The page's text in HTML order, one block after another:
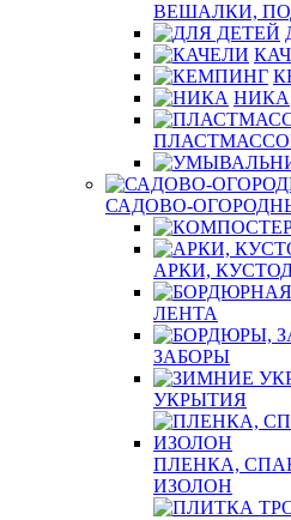
ВЕШАЛКИ,
НИКА
САДОВО-
АРКИ,
ЛЕНТА
ЗАБОРЫ
УКРЫТИЯ
ПЛЕНКА,
ИЗОЛОН